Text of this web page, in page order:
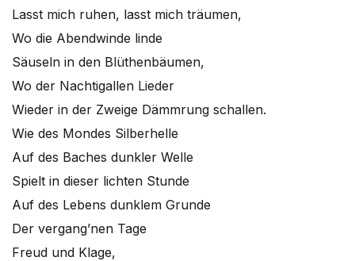
Lasst mich ruhen, lasst mich träumen,
Wo die Abendwinde linde
Säuseln in den Blüthenbäumen,
Wo der Nachtigallen Lieder
Wieder in der Zweige Dämmrung schallen.
Wie des Mondes Silberhelle
Auf des Baches dunkler Welle
Spielt in dieser lichten Stunde
Auf des Lebens dunklem Grunde
Der vergang’nen Tage
Freud und Klage,